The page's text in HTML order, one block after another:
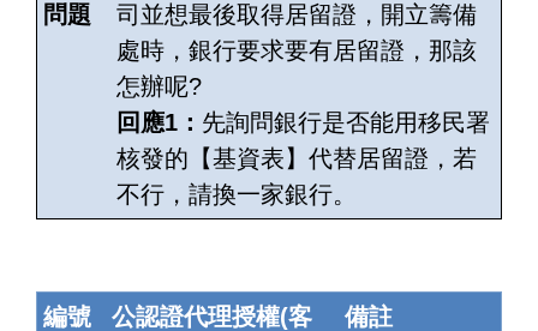
問題
司並想最後取得居留證，開立籌備
處時，銀行要求要有居留證，那該
怎辦呢?
回應1： 先詢問銀行是否能用移民署
核發的【基資表】代替居留證，若
不行，請換一家銀行。
編號
公認證代理授權(客
備註